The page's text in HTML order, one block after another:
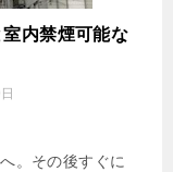
内禁煙可能な
。その後すぐに